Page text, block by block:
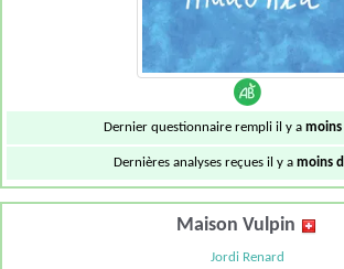
Dernier questionnaire rempli il y a
Dernières analyses reçues il y a moins
Maison Vulpin
Jordi Renard